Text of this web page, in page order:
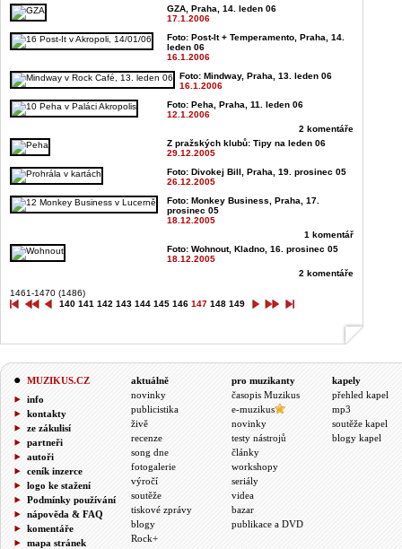
GZA, Praha, 14. leden 06
17.1.2006
Foto: Post-It + Temperamento, Praha, 14.
leden 06
16.1.2006
Foto: Mindway, Praha, 13. leden 06
16.1.2006
Foto: Peha, Praha, 11. leden 06
12.1.2006
2 komentáře
Z pražských klubů: Tipy na leden 06
29.12.2005
Foto: Divokej Bill, Praha, 19. prosinec 05
26.12.2005
Foto: Monkey Business, Praha, 17.
prosinec 05
18.12.2005
1 komentář
Foto: Wohnout, Kladno, 16. prosinec 05
18.12.2005
2 komentáře
1461-1470 (1486)
140 141 142 143 144 145 146 147 148 149
MUZIKUS.CZ
info
kontakty
ze zákulisí
partneři
autoři
ceník inzerce
logo ke stažení
Podmínky používání
nápověda & FAQ
komentáře
mapa stránek
aktuálně
novinky
publicistika
živě
recenze
song dne
fotogalerie
výročí
soutěže
tiskové zprávy
blogy
Rock+
pro muzikanty
časopis Muzikus
e-muzikus
novinky
testy nástrojů
články
workshopy
seriály
videa
bazar
publikace a DVD
kapely
přehled kapel
mp3
soutěže kapel
blogy kapel